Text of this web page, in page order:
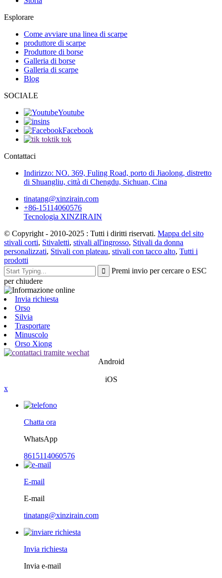
Esplorare
Come avviare una linea di scarpe
produttore di scarpe
Produttore di borse
Galleria di borse
Galleria di scarpe
Blog
SOCIALE
Youtube
ins
Facebook
tik tok
Contattaci
Indirizzo: NO. 369, Fuling Road, porto di Jiaolong, distretto
di Shuangliu, città di Chengdu, Sichuan, Cina
tinatang@xinzirain.com
+86-15114060576
Tecnologia XINZIRAIN
© Copyright - 2010-2025 : Tutti i diritti riservati. Mappa del sito
stivali corti, Stivaletti, stivali all'ingrosso, Stivali da donna
personalizzati, Stivali con plateau, stivali con tacco alto, Tutti i
prodotti
Premi invio per cercare o ESC
per chiudere
Invia richiesta
Orso
Silvia
Trasportare
Minuscolo
Orso Xiong
Android
iOS
x
Chatta ora
WhatsApp
8615114060576
E-mail
E-mail
tinatang@xinzirain.com
Invia richiesta
Invia e-mail